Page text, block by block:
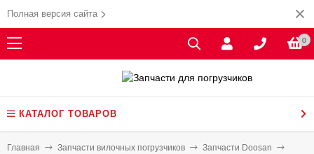
Полная версия сайта
0
КАТАЛОГ ТОВАРОВ
Главная Запчасти вилочных погрузчиков
Запчасти Doosan